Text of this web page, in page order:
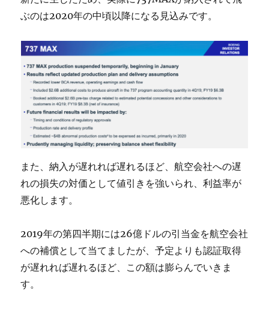
ぶのは2020年の中頃以降になる見込みです。
また、納入が遅れれば遅れるほど、航空会社への遅
れの損失の対価として値引きを強いられ、利益率が
悪化します。
2019年の第四半期には26億ドルの引当金を航空会社
への補償として当てましたが、予定よりも認証取得
が遅れれば遅れるほど、この額は膨らんでいきま
す。